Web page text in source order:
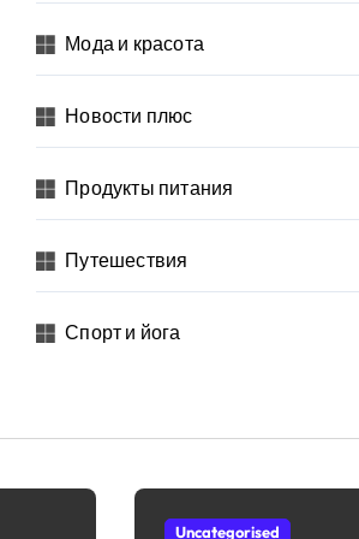
Мода и красота
Новости плюс
Продукты питания
Путешествия
Спорт и йога
Uncategorised